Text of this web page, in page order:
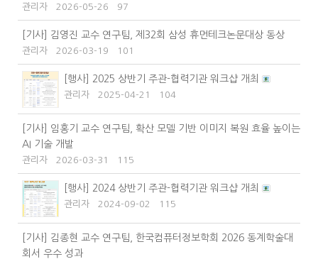
관리자 2026-05-26 97
[기사] 김영진 교수 연구팀, 제32회 삼성 휴먼테크논문대상 동상
관리자 2026-03-19 101
[행사] 2025 상반기 주관-협력기관 워크샵 개최
관리자 2025-04-21 104
[기사] 임홍기 교수 연구팀, 확산 모델 기반 이미지 복원 효율 높이는
AI 기술 개발
관리자 2026-03-31 115
[행사] 2024 상반기 주관-협력기관 워크샵 개최
관리자 2024-09-02 115
[기사] 김종현 교수 연구팀, 한국컴퓨터정보학회 2026 동계학술대
회서 우수 성과